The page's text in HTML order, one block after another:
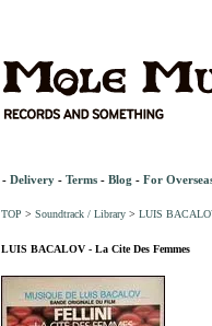
- Delivery - Terms - Blog - For
TOP > Soundtrack / Library > LUIS
LUIS BACALOV - La Cite Des Femmes